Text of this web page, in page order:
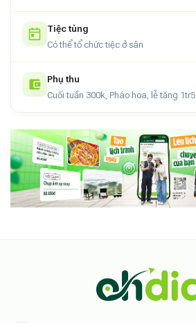
Tiệc tùng
Có thể tổ chức tiệc ở sân
Phụ thu
Cuối tuần 300k, Pháo hoa, lễ tăng 1tr5